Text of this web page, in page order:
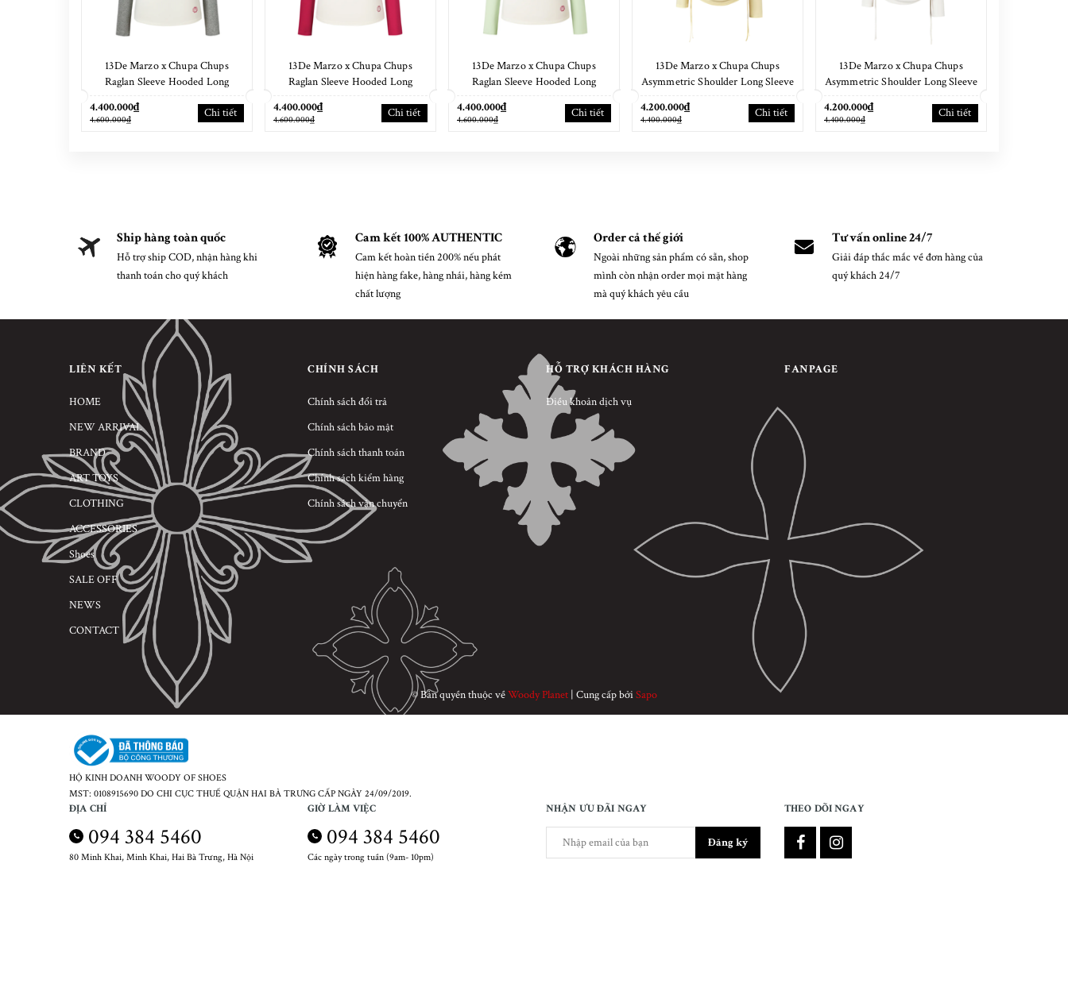
13De Marzo x Chupa Chups
Raglan Sleeve Hooded Long
4.400.000₫
4.600.000₫ Chi tiết
13De Marzo x Chupa Chups
Raglan Sleeve Hooded Long
4.400.000₫
4.600.000₫ Chi tiết
13De Marzo x Chupa Chups
Raglan Sleeve Hooded Long
4.400.000₫
4.600.000₫ Chi tiết
13De Marzo x Chupa Chups
Asymmetric Shoulder Long Sleeve
4.200.000₫
4.400.000₫ Chi tiết
13De Marzo x Chupa Chups
Asymmetric Shoulder Long Sleeve
4.200.000₫
4.400.000₫ Chi tiết
Ship hàng toàn quốc
Hỗ trợ ship COD, nhận hàng khi
thanh toán cho quý khách
Cam kết 100% AUTHENTIC
Cam kết hoàn tiền 200% nếu phát
hiện hàng fake, hàng nhái, hàng kém
chất lượng
Order cả thế giới
Ngoài những sản phẩm có sẵn, shop
mình còn nhận order mọi mặt hàng
mà quý khách yêu cầu
Tư vấn online 24/7
Giải đáp thắc mắc về đơn hàng của
quý khách 24/7
LIÊN KẾT
HOME
NEW ARRIVAL
BRAND
ART TOYS
CLOTHING
ACCESSORIES
Shoes
SALE OFF
NEWS
CONTACT
CHÍNH SÁCH
Chính sách đổi trả
Chính sách bảo mật
Chính sách thanh toán
Chính sách kiểm hàng
Chính sách vận chuyển
HỖ TRỢ KHÁCH HÀNG
Điều khoản dịch vụ
FANPAGE
© Bản quyền thuộc vềWoody Planet | Cung cấp bởiSapo
HỘ KINH DOANH WOODY OF SHOES
MST: 0108915690 DO CHI CỤC THUẾ QUẬN HAI BÀ TRƯNG CẤP NGÀY 24/09/2019.
ĐỊA CHỈ
094 384 5460
80 Minh Khai, Minh Khai, Hai Bà Trưng, Hà Nội
GIỜ LÀM VIỆC
094 384 5460
Các ngày trong tuần (9am- 10pm)
NHẬN ƯU ĐÃI NGAY
Đăng ký
THEO DÕI NGAY